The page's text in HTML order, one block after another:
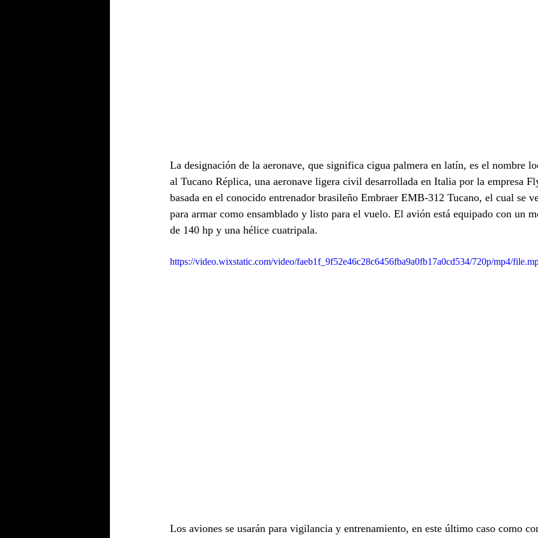
La designación de la aeronave, que significa cigua palmera en latín, es el nombre
al Tucano Réplica, una aeronave ligera civil desarrollada en Italia por la empresa
basada en el conocido entrenador brasileño Embraer EMB-312 Tucano, el cual se
para armar como ensamblado y listo para el vuelo. El avión está equipado con un
de 140 hp y una hélice cuatripala.
https://video.wixstatic.com/video/faeb1f_9f52e46c28c6456fba9a0fb17a0cd534/720p/mp4/
Los aviones se usarán para vigilancia y entrenamiento, en este último caso como